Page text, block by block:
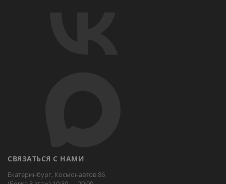
СВЯЗАТЬСЯ С НАМИ
Екатеринбург, Космонавтов 86